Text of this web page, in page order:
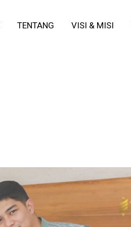
TENTANG VISI & MISI